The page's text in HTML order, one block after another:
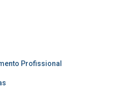
Profissional